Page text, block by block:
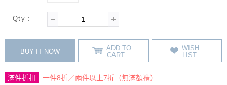
Qty :
BUY IT NOW
ADD TO
CART
WISH
LIST
滿件折扣 一件8折／兩件以上7折（無滿額禮）